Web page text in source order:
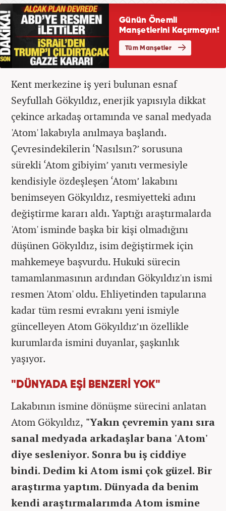
Kent merkezine iş yeri bulunan esnaf
Seyfullah Gökyıldız, enerjik yapısıyla dikkat
çekince arkadaş ortamında ve sanal medyada
'Atom' lakabıyla anılmaya başlandı.
Çevresindekilerin ‘Nasılsın?’ sorusuna
sürekli ‘Atom gibiyim’ yanıtı vermesiyle
kendisiyle özdeşleşen ‘Atom’ lakabını
benimseyen Gökyıldız, resmiyetteki adını
değiştirme kararı aldı. Yaptığı araştırmalarda
'Atom' isminde başka bir kişi olmadığını
düşünen Gökyıldız, isim değiştirmek için
mahkemeye başvurdu. Hukuki sürecin
tamamlanmasının ardından Gökyıldız'ın ismi
resmen 'Atom' oldu. Ehliyetinden tapularına
kadar tüm resmi evrakını yeni ismiyle
güncelleyen Atom Gökyıldız’ın özellikle
kurumlarda ismini duyanlar, şaşkınlık
yaşıyor.
"DÜNYADA EŞİ BENZERİ YOK"
Lakabının ismine dönüşme sürecini anlatan
Atom Gökyıldız, "Yakın çevremin yanı sıra
sanal medyada arkadaşlar bana 'Atom'
diye sesleniyor. Sonra bu iş ciddiye
bindi. Dedim ki Atom ismi çok güzel. Bir
araştırma yaptım. Dünyada da benim
kendi araştırmalarımda Atom ismine